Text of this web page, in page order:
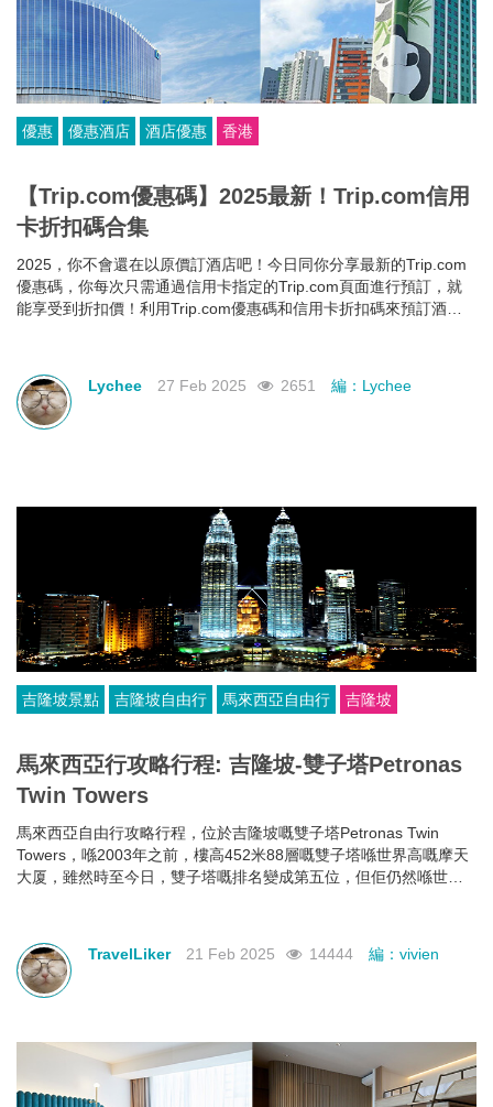
優惠 優惠酒店 酒店優惠 香港
【Trip.com優惠碼】2025最新！Trip.com信用
卡折扣碼合集
2025，你不會還在以原價訂酒店吧！今日同你分享最新的Trip.com
優惠碼，你每次只需通過信用卡指定的Trip.com頁面進行預訂，就
能享受到折扣價！利用Trip.com優惠碼和信用卡折扣碼來預訂酒
Lychee 27 Feb 2025 2651 編：Lychee
吉隆坡景點 吉隆坡自由行 馬來西亞自由行 吉隆坡
馬來西亞行攻略行程: 吉隆坡-雙子塔Petronas
Twin Towers
馬來西亞自由行攻略行程，位於吉隆坡嘅雙子塔Petronas Twin
Towers，喺2003年之前，樓高452米88層嘅雙子塔喺世界高嘅摩天
大厦，雖然時至今日，雙子塔嘅排名變成第五位，但佢仍然喺世界
TravelLiker 21 Feb 2025 14444 編：vivien